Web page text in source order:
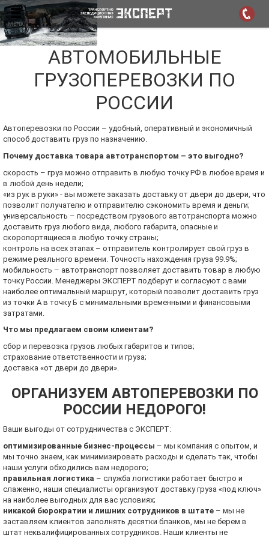
МЕНЮ
АВТОМОБИЛЬНЫЕ
ГРУЗОПЕРЕВОЗКИ ПО
РОССИИ
Автоперевозки по России – удобный, оперативный и экономичный
способ доставить груз по назначению.
Почему доставка товара автотранспортом – это выгодно?
скорость – груз можно отправить в любую точку РФ в любое время и
в любой день недели;
«из рук в руки» - вы можете заказать доставку от двери до двери, что
позволит получателю и отправителю сэкономить время и деньги;
универсальность – посредством грузового автотранспорта можно
доставить груз любого вида, любого габарита, опасные и
скоропортящиеся в любую точку страны;
контроль на всех этапах – отправитель контролирует свой груз в
режиме реального времени. Точность нахождения груза 99.9%;
мобильность – автотранспорт позволяет доставить товар в любую
точку России. Менеджеры ЭКСПЕРТ подберут и согласуют с вами
наиболее оптимальный маршрут, который позволит доставить груз
из точки А в точку Б с минимальными временными и финансовыми
затратами.
Что мы предлагаем своим клиентам?
сбор и перевозка грузов любых габаритов и типов;
страхование ответственности и груза;
доставка «от двери до двери».
ОРГАНИЗУЕМ АВТОПЕРЕВОЗКИ ПО
РОССИИ НЕДОРОГО!
Ваши выгоды от сотрудничества с ЭКСПЕРТ:
оптимизированные бизнес-процессы – мы компания с опытом, и
мы точно знаем, как минимизировать расходы и сделать так, чтобы
наши услуги обходились вам недорого;
правильная логистика – служба логистики работает быстро и
слаженно, наши специалисты организуют доставку груза «под ключ»
на наиболее выгодных для вас условиях;
никакой бюрократии и лишних сотрудников в штате – мы не
заставляем клиентов заполнять десятки бланков, мы не берем в
штат неквалифицированных сотрудников. Наши клиенты не